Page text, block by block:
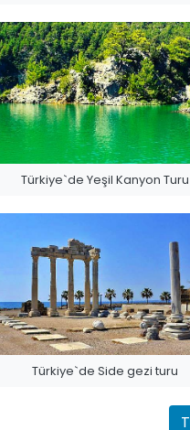
Türkiye`de Yeşil Kanyon Turu
Türkiye`de Side gezi turu